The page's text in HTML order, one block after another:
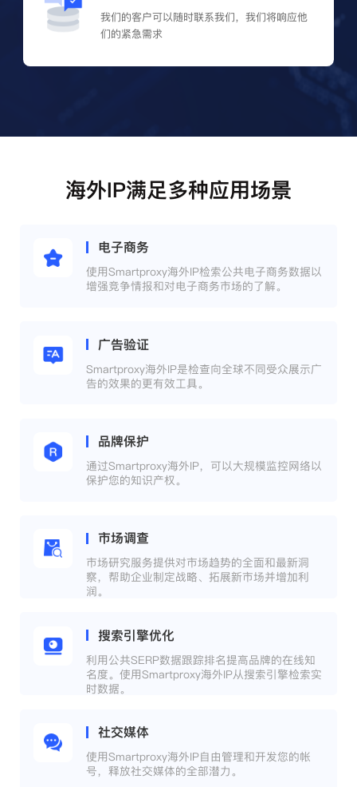
我们的客户可以随时联系我们，我们将响应他
们的紧急需求
海外IP满足多种应用场景
电子商务
使用Smartproxy海外IP检索公共电子商务数据以
增强竞争情报和对电子商务市场的了解。
广告验证
Smartproxy海外IP是检查向全球不同受众展示广
告的效果的更有效工具。
品牌保护
通过Smartproxy海外IP，可以大规模监控网络以
保护您的知识产权。
市场调查
市场研究服务提供对市场趋势的全面和最新洞
察，帮助企业制定战略、拓展新市场并增加利
润。
搜索引擎优化
利用公共SERP数据跟踪排名提高品牌的在线知
名度。使用Smartproxy海外IP从搜索引擎检索实
时数据。
社交媒体
使用Smartproxy海外IP自由管理和开发您的帐
号，释放社交媒体的全部潜力。